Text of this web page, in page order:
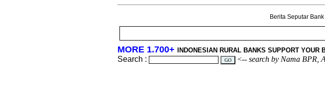
Berita Seputar
MORE 1.700+ INDONESIAN RURAL BANKS SUPPORT YOUR
Search : <-- search by Nama BPR,